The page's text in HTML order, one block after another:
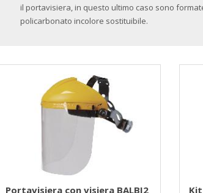
il portavisiera, in questo ultimo caso sono
policarbonato incolore sostituibile.
Portavisiera con visiera BALBI2 Kit